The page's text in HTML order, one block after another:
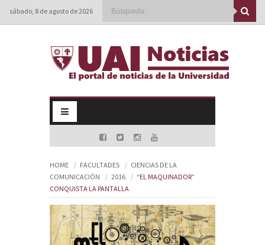
sábado, 8 de agosto de 2026
HOME FACULTADES
CIENCIAS DE LA
COMUNICACIÓN
2016
“EL MAQUINADOR”
CONQUISTA LA PANTALLA